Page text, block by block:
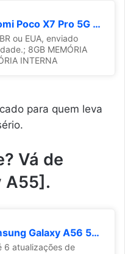
Smartphone Xiaomi Poco X7 Pro 5G NFC Black (Preto) 8GB RAM 256GB ROM [2412DPC0AG]
ou EUA, enviado
8GB MEMÓRIA
INTERNA
para quem leva
Vá de
A55].
Smartphone Samsung Galaxy A56 5G 128GB, 8GB RAM, Câmera 50MP, IP67, Super AMOLED 6.7", Recursos AI, Preto
6 atualizações de